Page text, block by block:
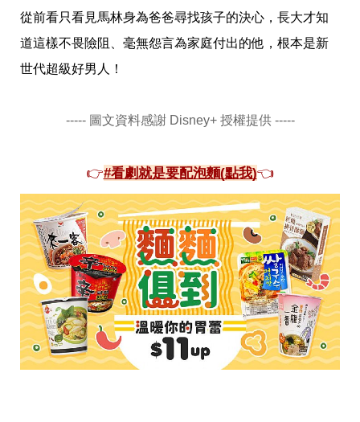
從前看只看見馬林身為爸爸尋找孩子的決心，長大才知
道這樣不畏險阻、毫無怨言為家庭付出的他，根本是新
世代超級好男人！
----- 圖文資料感謝 Disney+ 授權提供 -----
👉#看劇就是要配泡麵(點我)👈